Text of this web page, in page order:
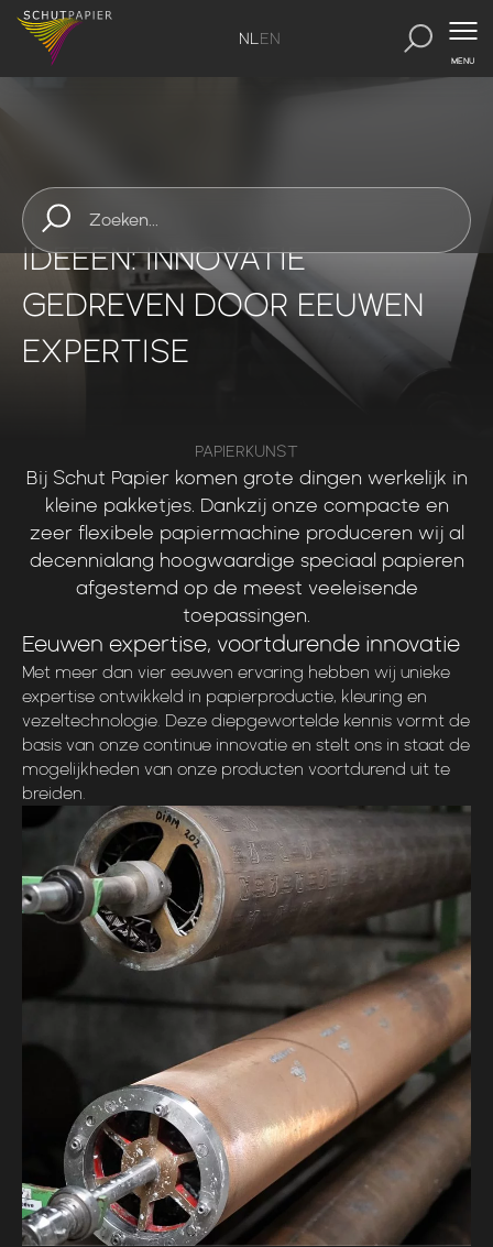
NLEN
MENU
KLEINE MACHINE, GROTE
IDEEËN: INNOVATIE
GEDREVEN DOOR EEUWEN
EXPERTISE
PAPIERKUNST
Bij Schut Papier komen grote dingen werkelijk in
kleine pakketjes. Dankzij onze compacte en
zeer flexibele papiermachine produceren wij al
decennialang hoogwaardige speciaal papieren
afgestemd op de meest veeleisende
toepassingen.
Eeuwen expertise, voortdurende innovatie
Met meer dan vier eeuwen ervaring hebben wij unieke
expertise ontwikkeld in papierproductie, kleuring en
vezeltechnologie. Deze diepgewortelde kennis vormt de
basis van onze continue innovatie en stelt ons in staat de
mogelijkheden van onze producten voortdurend uit te
breiden.